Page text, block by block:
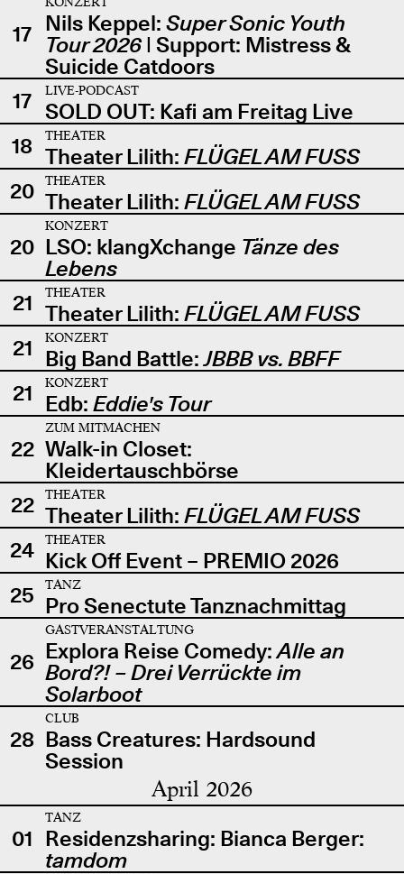
17 Nils Keppel: Super Sonic Youth
Tour 2026| Support: Mistress &
Suicide Catdoors
17
LIVE-PODCAST
SOLD OUT: Kafi am Freitag Live
18
THEATER
Theater Lilith: FLÜGEL AM FUSS
20
THEATER
Theater Lilith: FLÜGEL AM FUSS
20
KONZERT
LSO: klangXchange Tänze des
Lebens
21
THEATER
Theater Lilith: FLÜGEL AM FUSS
21
KONZERT
Big Band Battle:JBBB vs. BBFF
21
KONZERT
Edb: Eddie's Tour
22
ZUM MITMACHEN
Walk-in Closet:
Kleidertauschbörse
22
THEATER
Theater Lilith: FLÜGEL AM FUSS
24
THEATER
Kick Off Event – PREMIO 2026
25
TANZ
Pro Senectute Tanznachmittag
26
GASTVERANSTALTUNG
Explora Reise Comedy:Alle an
Bord?! – Drei Verrückte im
Solarboot
28
CLUB
Bass Creatures: Hardsound
Session
April 2026
01
TANZ
Residenzsharing: Bianca Berger:
tamdom